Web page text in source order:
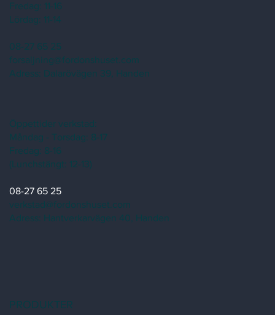
PRODUKTER
Fredag: 11-16
Lördag: 11-14
08-27 65 25
forsaljning@fordonshuset.com
Adress: Dalarövägen 39, Handen
Öppettider verkstad:
Måndag - Torsdag: 8-17
Fredag: 8-16
(Lunchstängt: 12-13)
08-27 65 25
verkstad@fordonshuset.com
Adress: Hantverkarvägen 40, Handen